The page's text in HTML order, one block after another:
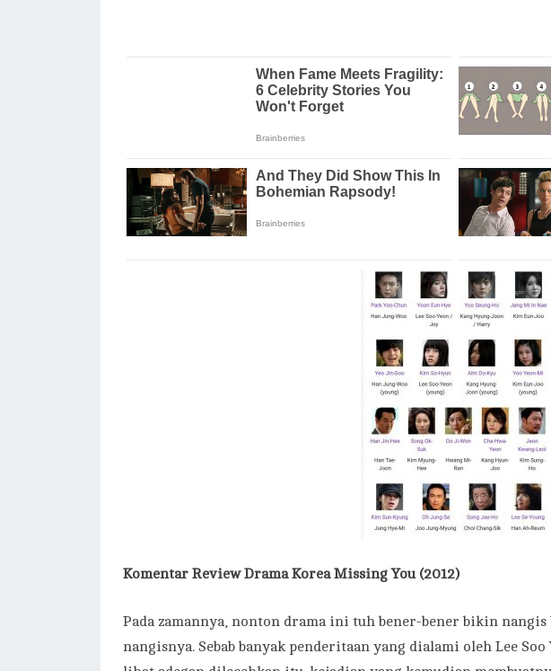
Komentar Review Drama Korea Missing You (2012)
Pada zamannya, nonton drama ini tuh bener-bener bikin nangis
nangisnya. Sebab banyak penderitaan yang dialami oleh Lee Soo